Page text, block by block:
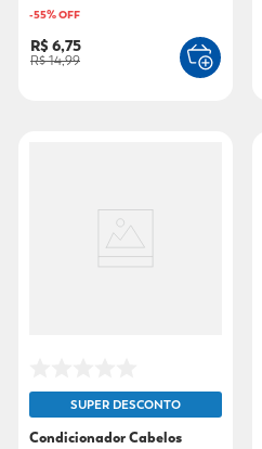
-55% OFF
R$ 6,75
R$ 14,99
SUPER DESCONTO
Condicionador Cabelos